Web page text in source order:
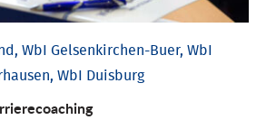
WbI Gelsenkirchen-Buer, WbI
WbI Duisburg